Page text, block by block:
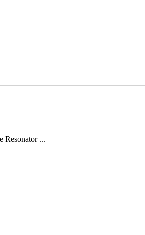
Resonator ...